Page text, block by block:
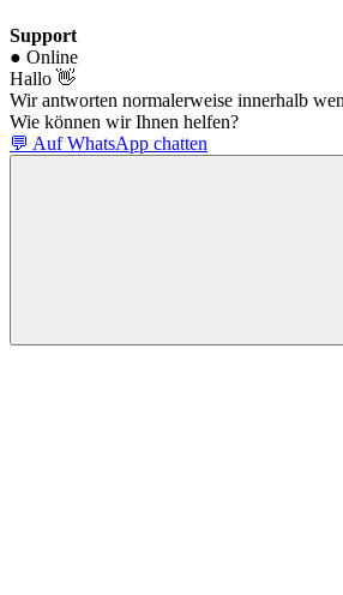
Support
● Online
Hallo 👋
Wir antworten normalerweise innerhalb
Wie können wir Ihnen helfen?
💬 Auf WhatsApp chatten